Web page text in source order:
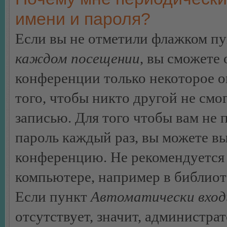
имени и пароля?
Если вы не отметили флажком
каждом посещении, вы сможете
конференции только некоторое
того, чтобы никто другой не
записью. Для того чтобы вам не
пароль каждый раз, вы можете
конференцию. Не
компьютере, например в
Если пункт Автоматически
отсутствует, значит,